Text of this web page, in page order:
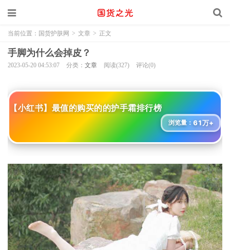
当前位置： 国货护肤网 > 文章 > 正文
手脚为什么会掉皮？
2023-05-20 04:53:07 分类： 文章 阅读(327) 评论(0)
【小红书】最值的购买的的护手霜排行榜
浏览量：61万+